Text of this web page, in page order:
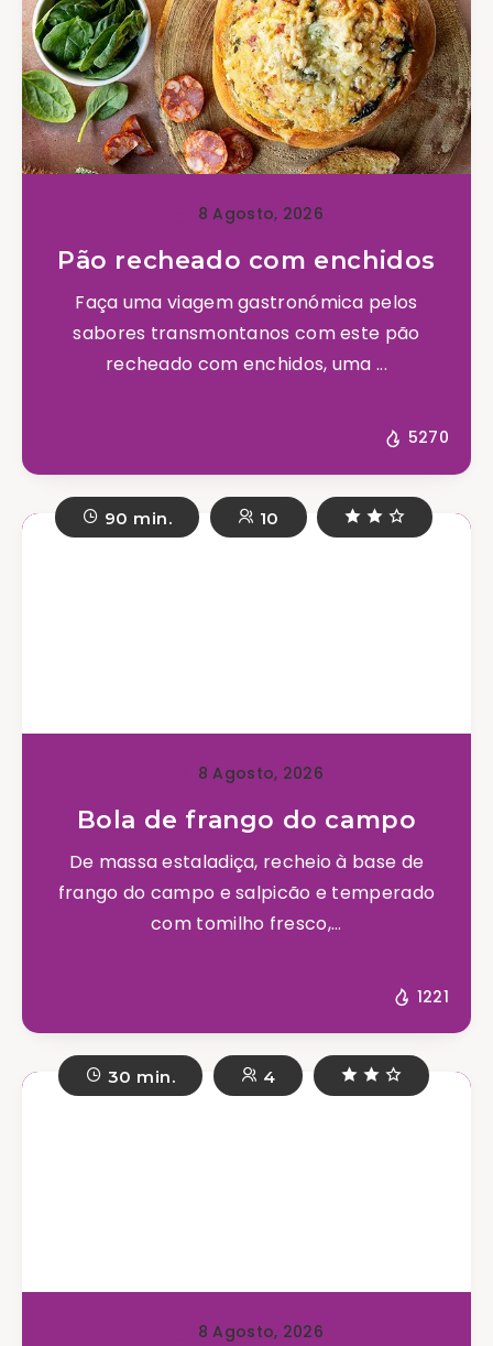
8 Agosto, 2026
Pão recheado com enchidos
Faça uma viagem gastronómica pelos
sabores transmontanos com este pão
recheado com enchidos, uma ...
5270
90 min. 10
8 Agosto, 2026
Bola de frango do campo
De massa estaladiça, recheio à base de
frango do campo e salpicão e temperado
com tomilho fresco,...
1221
30 min. 4
8 Agosto, 2026